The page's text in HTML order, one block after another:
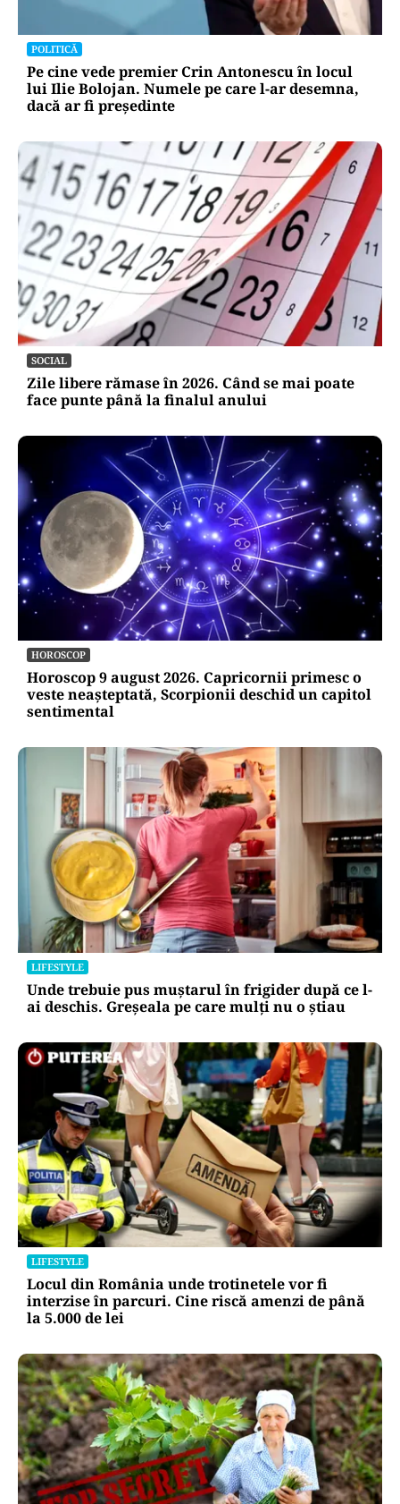
POLITICĂ
Pe cine vede premier Crin Antonescu în locul
lui Ilie Bolojan. Numele pe care l-ar desemna,
dacă ar fi președinte
SOCIAL
Zile libere rămase în 2026. Când se mai poate
face punte până la finalul anului
HOROSCOP
Horoscop 9 august 2026. Capricornii primesc o
veste neașteptată, Scorpionii deschid un capitol
sentimental
LIFESTYLE
Unde trebuie pus muștarul în frigider după ce l-
ai deschis. Greșeala pe care mulți nu o știau
LIFESTYLE
Locul din România unde trotinetele vor fi
interzise în parcuri. Cine riscă amenzi de până
la 5.000 de lei